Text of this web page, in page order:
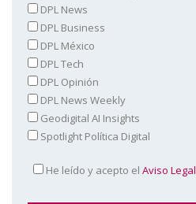
DPL News
DPL Business
DPL México
DPL Tech
DPL Opinión
DPL News Weekly
Geodigital AI Insights
Spotlight Política Digital
He leído y acepto el Aviso Legal